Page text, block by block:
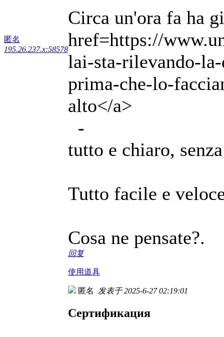
匿名
195.26.237.x:58578
Circa un'ora fa ha
href=https://
lai-sta-rilevando-
prima-che-lo-
alto</a>
-
tutto e chiaro,
Tutto facile e
Cosa ne pensate?.
回复
使用道具
匿名 发表于 2025-6-27 02:19:01
Сертификация